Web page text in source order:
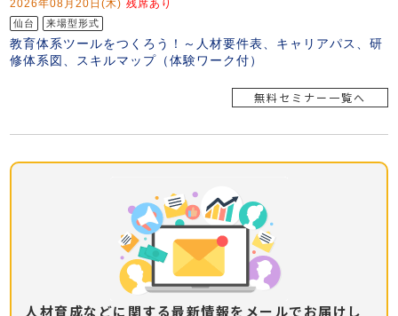
無料セミナー一覧へ
人材育成などに関する最新情報をメールでお届けし